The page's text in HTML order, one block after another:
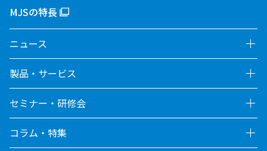
MJSの特長
ニュース
製品・サービス
セミナー・研修会
コラム・特集